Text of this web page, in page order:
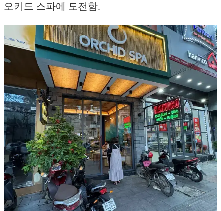
오키드 스파에 도전함.